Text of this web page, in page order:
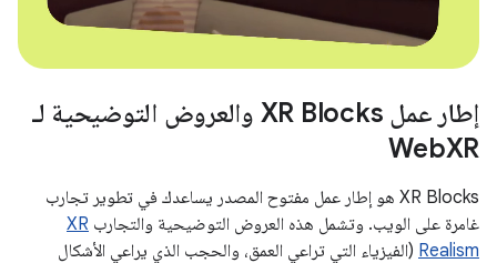
إطار عمل XR Blocks والعروض التوضيحية لـ
WebXR
‫XR Blocks هو إطار عمل مفتوح المصدر يساعدك في تطوير تجارب
غامرة على الويب. وتشمل هذه العروض التوضيحية والتجارب XR
Realism (الفيزياء التي تراعي العمق، والحجب الذي يراعي الأشكال